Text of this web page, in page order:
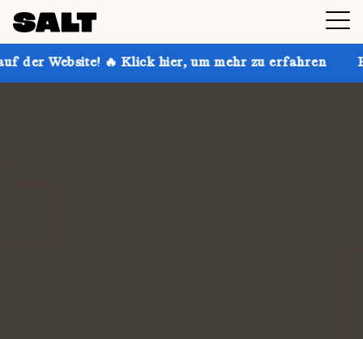
Klick hier, um mehr zu erfahren Hol dir bis zu 30